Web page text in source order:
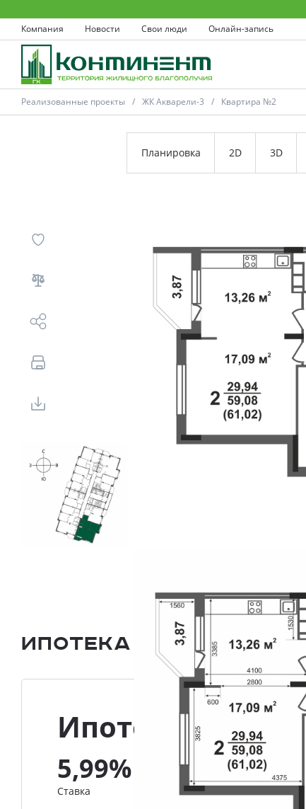
Компания Новости Свои люди Онлайн-запись
Проекты
Свои Люди
Офис продаж
О компании
Онлайн-запись
Реализованные проекты ЖК Акварели-3 Квартира №2
Планировка 2D 3D
Ипотека и Рассрочка
Ипотека
5,99%
Ставка